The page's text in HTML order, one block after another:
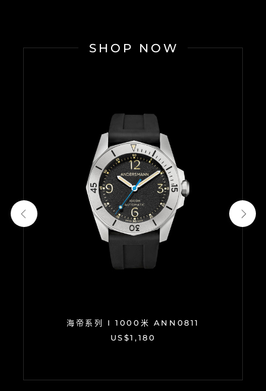
SHOP NOW
海帝系列 I 1000米 ANN0811
US$1,180